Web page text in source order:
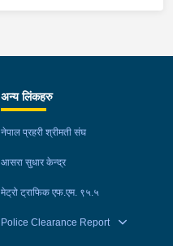
अन्य लिंकहरु
नेपाल प्रहरी श्रीमती संघ
आसरा सुधार केन्द्र
मेट्रो ट्राफिक एफ.एम. ९५.५
Police Clearance Report